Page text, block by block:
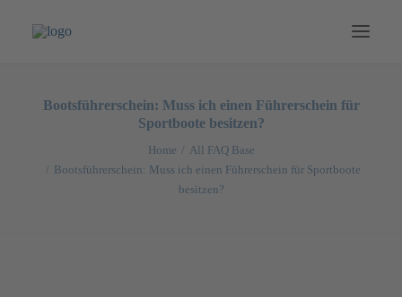
NEWS
Bootsführerschein: Muss ich einen Führerschein für
Sportboote besitzen?
Home
All FAQ Base
Bootsführerschein: Muss ich einen Führerschein für Sportboote
besitzen?